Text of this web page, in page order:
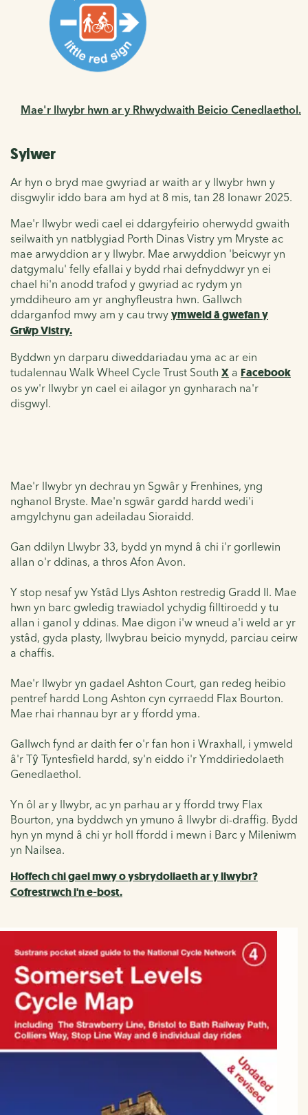
Mae'r llwybr hwn ar y Rhwydwaith Beicio Cenedlaethol.
Sylwer
Ar hyn o bryd mae gwyriad ar waith ar y llwybr hwn y
disgwylir iddo bara am hyd at 8 mis, tan 28 Ionawr 2025.
Mae'r llwybr wedi cael ei ddargyfeirio oherwydd gwaith
seilwaith yn natblygiad Porth Dinas Vistry ym Mryste ac
mae arwyddion ar y llwybr. Mae arwyddion 'beicwyr yn
datgymalu' felly efallai y bydd rhai defnyddwyr yn ei
chael hi'n anodd trafod y gwyriad ac rydym yn
ymddiheuro am yr anghyfleustra hwn. Gallwch
ddarganfod mwy am y cau trwy ymweld â gwefan y
Grŵp Vistry.
Byddwn yn darparu diweddariadau yma ac ar ein
tudalennau Walk Wheel Cycle Trust South X a Facebook
os yw'r llwybr yn cael ei ailagor yn gynharach na'r
disgwyl.
Mae'r llwybr yn dechrau yn Sgwâr y Frenhines, yng
nghanol Bryste. Mae'n sgwâr gardd hardd wedi'i
amgylchynu gan adeiladau Sioraidd.
Gan ddilyn Llwybr 33, bydd yn mynd â chi i'r gorllewin
allan o'r ddinas, a thros Afon Avon.
Y stop nesaf yw Ystâd Llys Ashton restredig Gradd II. Mae
hwn yn barc gwledig trawiadol ychydig filltiroedd y tu
allan i ganol y ddinas. Mae digon i'w wneud a'i weld ar yr
ystâd, gyda plasty, llwybrau beicio mynydd, parciau ceirw
a chaffis.
Mae'r llwybr yn gadael Ashton Court, gan redeg heibio
pentref hardd Long Ashton cyn cyrraedd Flax Bourton.
Mae rhai rhannau byr ar y ffordd yma.
Gallwch fynd ar daith fer o'r fan hon i Wraxhall, i ymweld
â'r Tŷ Tyntesfield hardd, sy'n eiddo i'r Ymddiriedolaeth
Genedlaethol.
Yn ôl ar y llwybr, ac yn parhau ar y ffordd trwy Flax
Bourton, yna byddwch yn ymuno â llwybr di-draffig. Bydd
hyn yn mynd â chi yr holl ffordd i mewn i Barc y Mileniwm
yn Nailsea.
Hoffech chi gael mwy o ysbrydoliaeth ar y llwybr?
Cofrestrwch i'n e-bost.